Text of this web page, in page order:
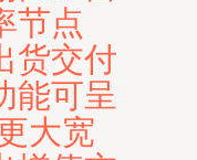
节点
货交付
能可呈
大宽